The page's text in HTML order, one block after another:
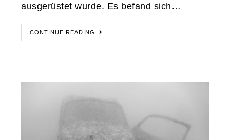
ausgerüstet wurde. Es befand sich…
CONTINUE READING